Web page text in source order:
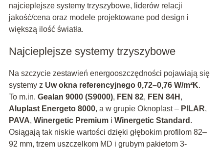
najcieplejsze systemy trzyszybowe, liderów relacji
jakość/cena oraz modele projektowane pod design i
większą ilość światła.
Najcieplejsze systemy trzyszybowe
Na szczycie zestawień energooszczędności pojawiają się
systemy z Uw okna referencyjnego 0,72–0,76 W/m²K.
To m.in. Gealan 9000 (S9000), FEN 82, FEN 84H ,
Aluplast Energeto 8000, a w grupie Oknoplast – PILAR,
PAVA, Winergetic Premiumi Winergetic Standard .
Osiągają tak niskie wartości dzięki głębokim profilom 82–
92 mm, trzem uszczelkom MD i grubym pakietom 3-